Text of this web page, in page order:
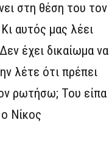
στη θέση του τον
αυτός μας λέει
έχει δικαίωμα να
λέτε ότι πρέπει
ρωτήσω; Του είπα
Νίκος